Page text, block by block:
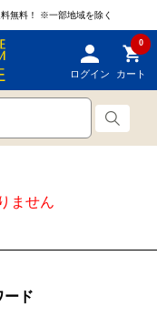
無料！ ※一部地域を除く
ログイン
0
カート
ません
ード